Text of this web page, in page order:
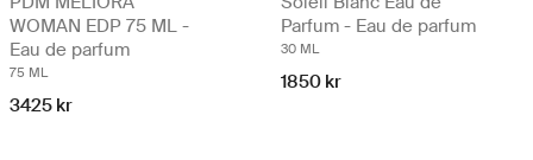
WOMAN EDP 75 ML -
Eau de parfum
75 ML
3425 kr
Parfum - Eau de parfum
30 ML
1850 kr